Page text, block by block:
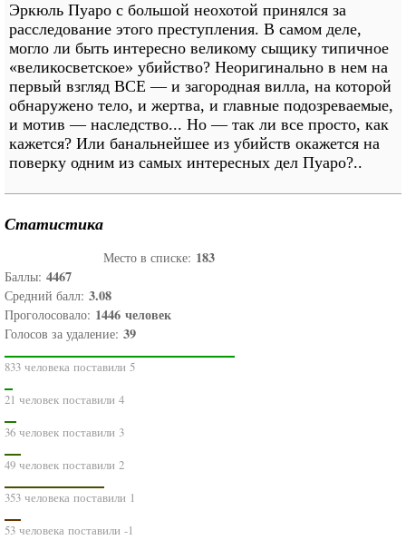
Эркюль Пуаро с большой неохотой принялся за
расследование этого преступления. В самом деле,
могло ли быть интересно великому сыщику типичное
«великосветское» убийство? Неоригинально в нем на
первый взгляд ВСЕ — и загородная вилла, на которой
обнаружено тело, и жертва, и главные подозреваемые,
и мотив — наследство... Но — так ли все просто, как
кажется? Или банальнейшее из убийств окажется на
поверку одним из самых интересных дел Пуаро?..
Статистика
Место в списке: 183
Баллы: 4467
Средний балл: 3.08
Проголосовало: 1446 человек
Голосов за удаление: 39
833 человека поставили 5
21 человек поставили 4
36 человек поставили 3
49 человек поставили 2
353 человека поставили 1
53 человека поставили -1